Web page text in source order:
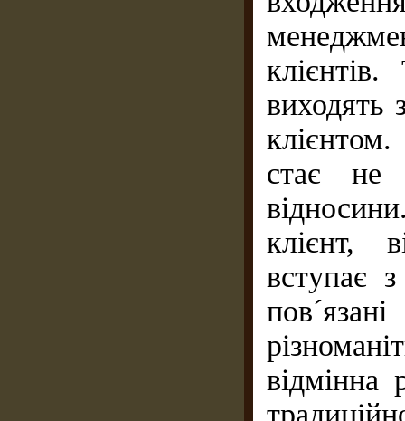
виходять
стає не
клієнт,
вступає
відмінна